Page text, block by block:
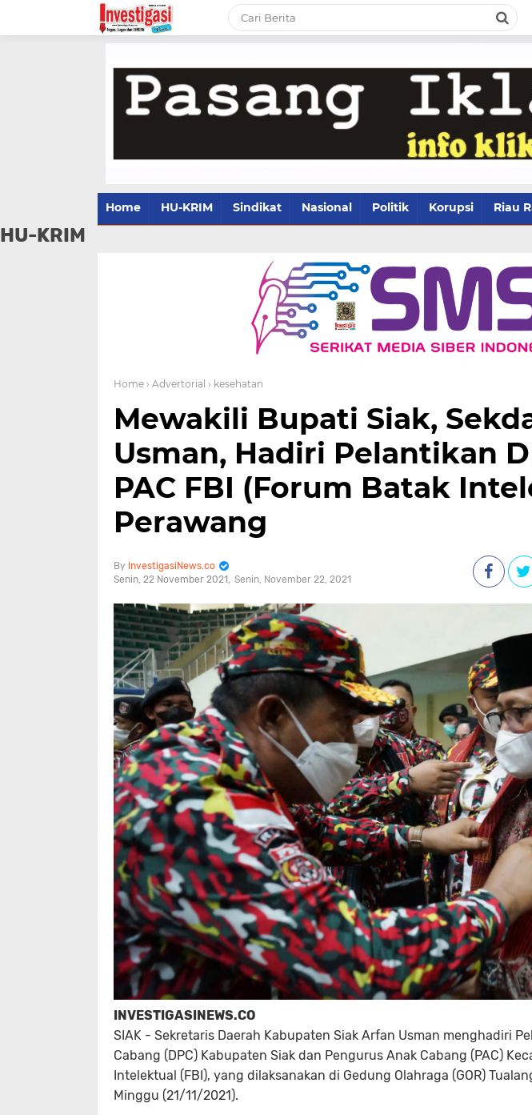
Home HU-KRIM Sindikat Nasional Politik Korupsi Riau
HU-KRIM
Home › Advertorial › kesehatan
Mewakili Bupati Siak,
Usman, Hadiri Pelantikan
PAC FBI (Forum Batak
Perawang
InvestigasiNews.co
Senin, 22 November 2021
Senin, November 22, 2021
INVESTIGASINEWS.CO
SIAK - Sekretaris Daerah Kabupaten Siak Arfan Usman menghadiri
Cabang (DPC) Kabupaten Siak dan Pengurus Anak Cabang (PAC)
Intelektual (FBI), yang dilaksanakan di Gedung Olahraga (GOR)
Minggu (21/11/2021).